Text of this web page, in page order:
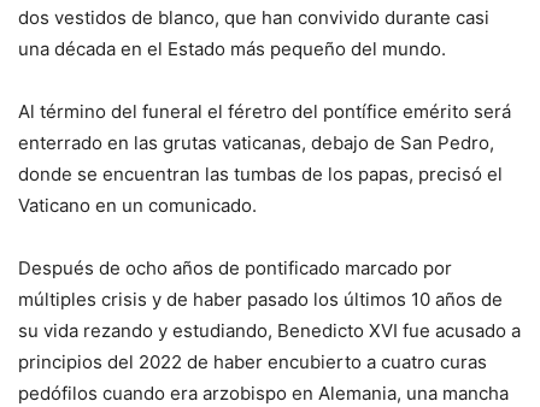
dos vestidos de blanco, que han convivido durante casi
una década en el Estado más pequeño del mundo.
Al término del funeral el féretro del pontífice emérito será
enterrado en las grutas vaticanas, debajo de San Pedro,
donde se encuentran las tumbas de los papas, precisó el
Vaticano en un comunicado.
Después de ocho años de pontificado marcado por
múltiples crisis y de haber pasado los últimos 10 años de
su vida rezando y estudiando, Benedicto XVI fue acusado a
principios del 2022 de haber encubierto a cuatro curas
pedófilos cuando era arzobispo en Alemania, una mancha